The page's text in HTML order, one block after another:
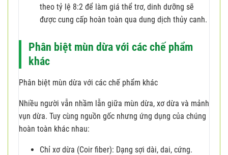
theo tỷ lệ 8:2 để làm giá thể trơ, dinh dưỡng sẽ
được cung cấp hoàn toàn qua dung dịch thủy canh.
Phân biệt mùn dừa với các chế phẩm
khác
Phân biệt mùn dừa với các chế phẩm khác
Nhiều người vẫn nhầm lẫn giữa mùn dừa, xơ dừa và mảnh
vụn dừa. Tuy cùng nguồn gốc nhưng ứng dụng của chúng
hoàn toàn khác nhau:
Chỉ xơ dừa (Coir fiber): Dạng sợi dài, dai, cứng.